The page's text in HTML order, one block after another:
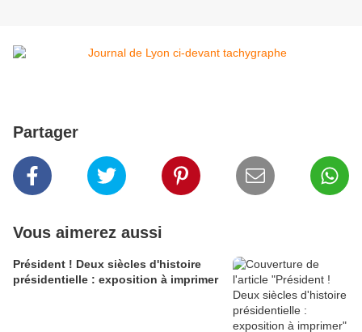
Partager
Vous aimerez aussi
Président ! Deux siècles d'histoire
présidentielle : exposition à imprimer